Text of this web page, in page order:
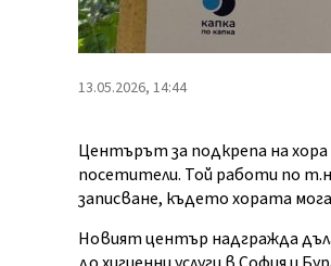
13.05.2026, 14:44
Центърът за подкрепа на
посетители. Той работи по
записване, където хората
Новият център надгражда